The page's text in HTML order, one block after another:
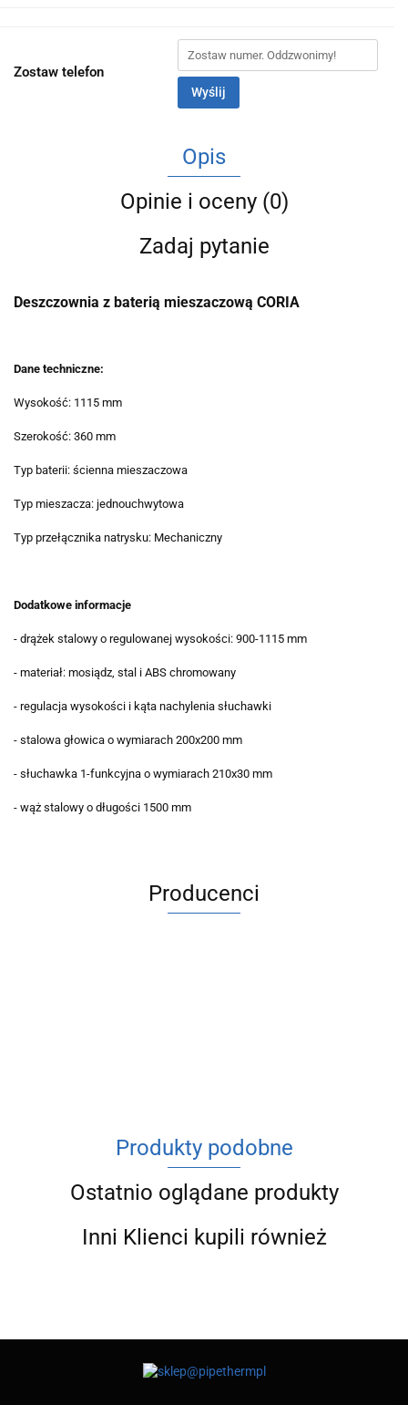
Zostaw telefon
Wyślij
Opis
Opinie i oceny (0)
Zadaj pytanie
Deszczownia z baterią mieszaczową CORIA
Dane techniczne:
Wysokość: 1115 mm
Szerokość: 360 mm
Typ baterii: ścienna mieszaczowa
Typ mieszacza: jednouchwytowa
Typ przełącznika natrysku: Mechaniczny
Dodatkowe informacje
- drążek stalowy o regulowanej wysokości: 900-1115 mm
- materiał: mosiądz, stal i ABS chromowany
- regulacja wysokości i kąta nachylenia słuchawki
- stalowa głowica o wymiarach 200x200 mm
- słuchawka 1-funkcyjna o wymiarach 210x30 mm
- wąż stalowy o długości 1500 mm
Producenci
Produkty podobne
Ostatnio oglądane produkty
Inni Klienci kupili również